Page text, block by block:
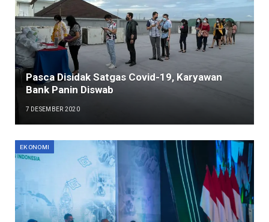
Pasca Disidak Satgas Covid-19, Karyawan
Bank Panin Diswab
7 DESEMBER 2020
EKONOMI